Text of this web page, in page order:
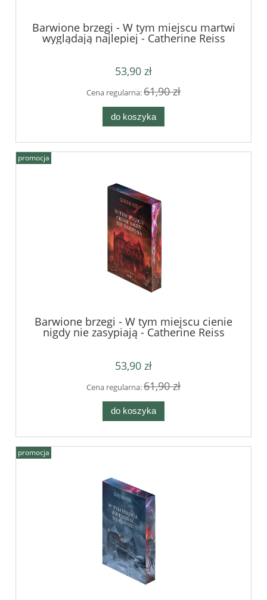
Barwione brzegi - W tym miejscu martwi
wyglądają najlepiej - Catherine Reiss
53,90 zł
Cena regularna:61,90 zł
do koszyka
Barwione brzegi - W tym miejscu cienie
nigdy nie zasypiają - Catherine Reiss
53,90 zł
Cena regularna:61,90 zł
do koszyka
promocja
promocja